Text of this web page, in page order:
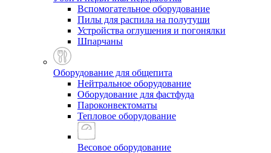
Вспомогательное оборудование
Пилы для распила на полутуши
Устройства оглушения и погонялки
Шпарчаны
Оборудование для общепита
Нейтральное оборудование
Оборудование для фастфуда
Пароконвектоматы
Тепловое оборудование
Весовое оборудование